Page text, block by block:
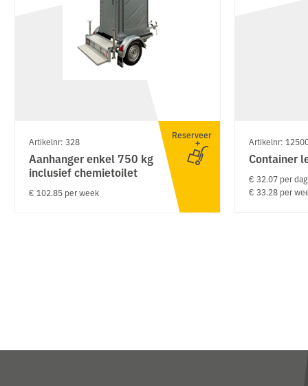
Artikelnr: 328
Aanhanger enkel 750 kg
inclusief chemietoilet
€ 102.85 per week
Reserveer
Artikelnr:
Container
€ 32.07 per dag
€ 33.28 per